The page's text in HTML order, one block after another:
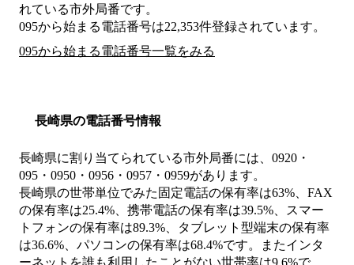
れている市外局番です。
095から始まる電話番号は22,353件登録されています。
095から始まる電話番号一覧をみる
長崎県の電話番号情報
長崎県に割り当てられている市外局番には、0920・
095・0950・0956・0957・0959があります。
長崎県の世帯単位でみた固定電話の保有率は63%、FAX
の保有率は25.4%、携帯電話の保有率は39.5%、スマー
トフォンの保有率は89.3%、タブレット型端末の保有率
は36.6%、パソコンの保有率は68.4%です。またインタ